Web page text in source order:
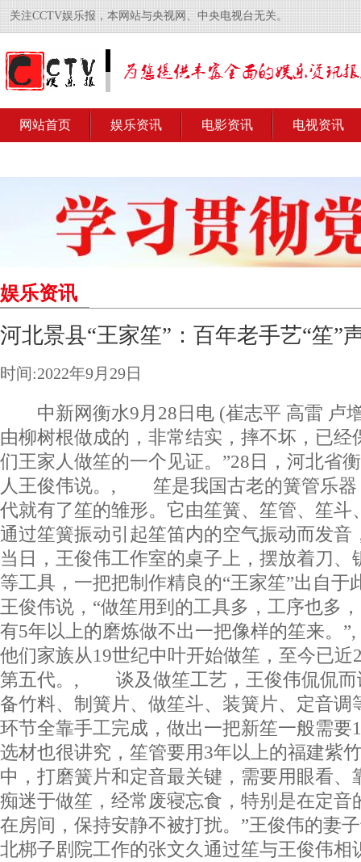
关注CCTV娱乐报，本网站与央视网、中央电视台无关。
网站首页 娱乐资讯 电影资讯 电视资讯
娱乐资讯
河北景县“王家笙”：百年老手艺“笙”
时间:2022年9月29日
中新网衡水9月28日电 (崔志平 高雷 卢
由柳树根做成的，非常结实，摔不坏，已经
们王家人做笙的一个见证。”28日，河北省
人王俊伟说。, 笙是我国古老的簧管乐器
代就有了笙的雏形。它由笙簧、笙管、笙斗
通过笙簧振动引起笙笛内的空气振动而
当日，王俊伟工作室的桌子上，摆放着刀、
等工具，一把把制作精良的“王家笙”出自于
王俊伟说，“做笙用到的工具多，工序也多
有5年以上的磨炼做不出一把像样的笙来
他们家族从19世纪中叶开始做笙，至今已近
第五代。, 谈及做笙工艺，王俊伟侃侃而
备竹料、制簧片、做笙斗、装簧片、定音调
环节全靠手工完成，做出一把新笙一般需要
选材也很讲究，笙管要用3年以上的福建紫
中，打磨簧片和定音最关键，需要用眼
痴迷于做笙，经常废寝忘食，特别是在定音
在房间，保持安静不被打扰。”王俊伟的
北梆子剧院工作的张文久通过笙与王俊伟相